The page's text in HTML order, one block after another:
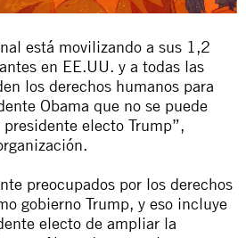
está movilizando a sus 1,2
en EE.UU. y a todas las
los derechos humanos para
Obama que no se puede
electo Trump”,
preocupados por los derechos
gobierno Trump, y eso incluye
electo de ampliar la